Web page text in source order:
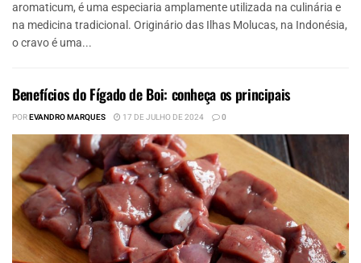
aromaticum, é uma especiaria amplamente utilizada na culinária e
na medicina tradicional. Originário das Ilhas Molucas, na Indonésia,
o cravo é uma...
Benefícios do Fígado de Boi: conheça os principais
POREVANDRO MARQUES 17 DE JULHO DE 2024 0